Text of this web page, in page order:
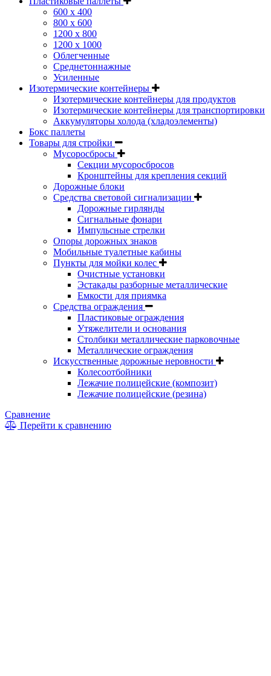
600 х 400
800 х 600
1200 х 800
1200 х 1000
Облегченные
Среднетоннажные
Усиленные
Изотермические контейнеры
Изотермические контейнеры для продуктов
Изотермические контейнеры для транспортировки
Аккумуляторы холода (хладоэлементы)
Бокс паллеты
Товары для стройки
Мусоросбросы
Секции мусоросбросов
Кронштейны для крепления секций
Дорожные блоки
Средства световой сигнализации
Дорожные гирлянды
Сигнальные фонари
Импульсные стрелки
Опоры дорожных знаков
Мобильные туалетные кабины
Пункты для мойки колес
Очистные установки
Эстакады разборные металлические
Емкости для приямка
Средства ограждения
Пластиковые ограждения
Утяжелители и основания
Столбики металлические парковочные
Металлические ограждения
Искусственные дорожные неровности
Колесоотбойники
Лежачие полицейские (композит)
Лежачие полицейские (резина)
Сравнение
Перейти к сравнению